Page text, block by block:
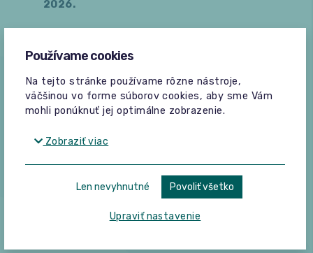
2026.
1 hodnotenie
22. 5. 2026
Používame cookies
Na tejto stránke používame rôzne nástroje,
väčšinou vo forme súborov cookies, aby sme Vám
mohli ponúknuť jej optimálne zobrazenie.
Zobraziť viac
Len nevyhnutné Povoliť všetko
Upraviť nastavenie